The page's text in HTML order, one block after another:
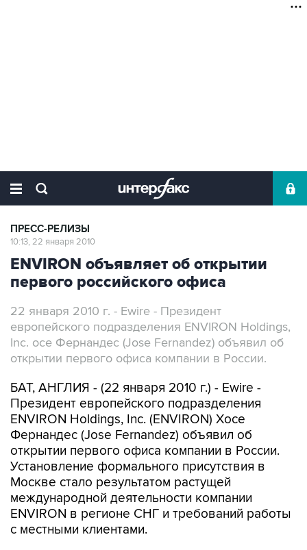
ПРЕСС-РЕЛИЗЫ
10:13, 22 января 2010
ENVIRON объявляет об открытии
первого российского офиса
22 января 2010 г. - Ewire - Президент
европейского подразделения ENVIRON Holdings,
Inc. осе Фернандес (Jose Fernandez) объявил об
открытии первого офиса компании в России.
БАТ, АНГЛИЯ - (22 января 2010 г.) - Ewire -
Президент европейского подразделения
ENVIRON Holdings, Inc. (ENVIRON) Хосе
Фернандес (Jose Fernandez) объявил об
открытии первого офиса компании в России.
Установление формального присутствия в
Москве стало результатом растущей
международной деятельности компании
ENVIRON в регионе СНГ и требований работы
с местными клиентами.